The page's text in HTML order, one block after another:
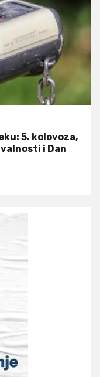
5. kolovoza,
i Dan